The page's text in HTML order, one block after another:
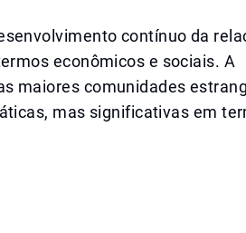
contínuo da
econômicos e sociais. A
maiores comunidades
mas significativas em